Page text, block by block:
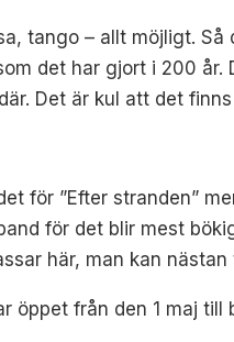
tango – allt möjligt.
det har gjort i 200
Det är kul att det finns
för ”Efter stranden”
för det blir mest
här, man kan
öppet från den 1 maj till